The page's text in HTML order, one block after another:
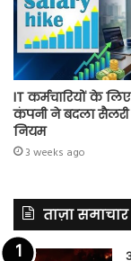
IT कर्मचारियों के
कंपनी ने बदला सैलरी
नियम
3 weeks ago
ताज़ा समाचार